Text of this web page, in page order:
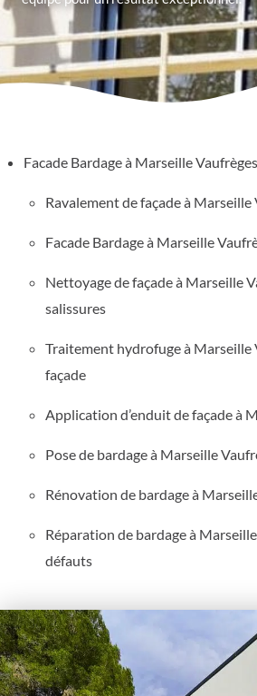
Facade Bardage à Marseille Vaufrèges
Ravalement de façade à Marseille
Facade Bardage à Marseille
Nettoyage de façade à Marseille
salissures
Traitement hydrofuge à Marseille
façade
Application d’enduit de façade à
Pose de bardage à Marseille
Rénovation de bardage à
Réparation de bardage à
défauts